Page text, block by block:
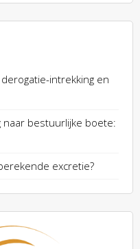
intrekking en
naar bestuurlijke boete:
excretie?